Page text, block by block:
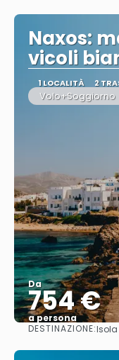
Naxos:
vicoli
1 LOCALITÀ 2
Volo+Soggiorno
Da
754 €
a persona
DESTINAZIONE:Isola